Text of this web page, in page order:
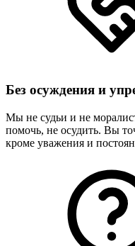
Без осуждения и
Мы не судьи и не
помочь, не осудить. Вы
кроме уважения и